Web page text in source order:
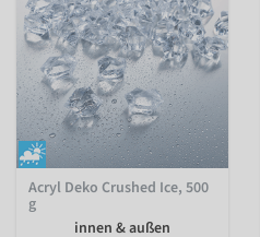
Acryl Deko Crushed Ice, 500
g
innen & außen